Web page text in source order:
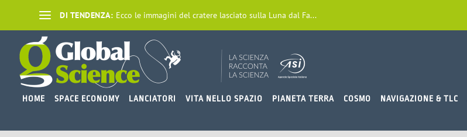
DI TENDENZA: Ecco le immagini del cratere lasciato sulla Luna dal Fa...
HOME SPACE ECONOMY LANCIATORI VITA NELLO SPAZIO PIANETA TERRA COSMO NAVIGAZIONE & TLC